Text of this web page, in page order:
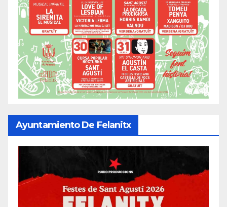
Ayuntamiento De Felanitx